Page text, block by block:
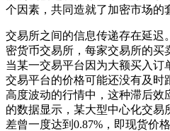
个因素，共同造就了加密市场的
交易所之间的信息传递存在延迟
密货币交易所，每家交易所的买
当某一交易平台因为大额买入
交易平台的价格可能还没有及时
高度波动的行情中，这种滞后
的数据显示，某大型中心化交易
差曾一度达到0.87%，即现货价